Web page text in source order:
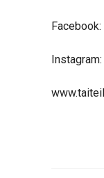
Facebook:
Instagram: